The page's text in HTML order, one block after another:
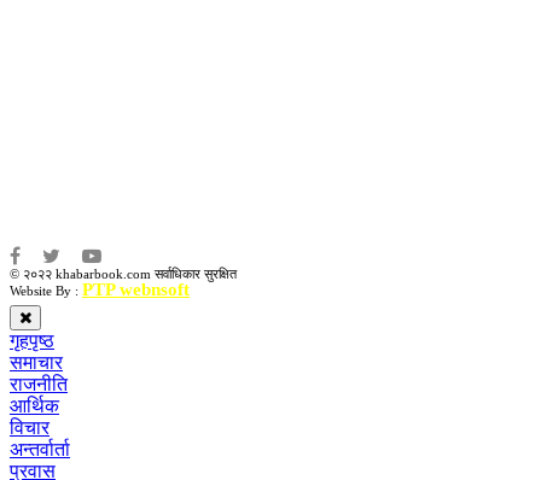
© २०२२ khabarbook.com सर्वाधिकार सुरक्षित
Website By : PTP webnsoft
गृहपृष्ठ
समाचार
राजनीति
आर्थिक
विचार
अन्तर्वार्ता
प्रवास